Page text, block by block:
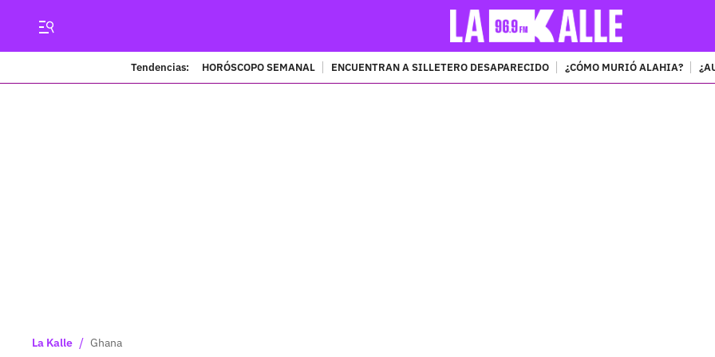
Tendencias: HORÓSCOPO SEMANAL ENCUENTRAN A SILLETERO DESAPARECIDO ¿CÓMO MURIÓ ALAHIA?
La Kalle / Ghana